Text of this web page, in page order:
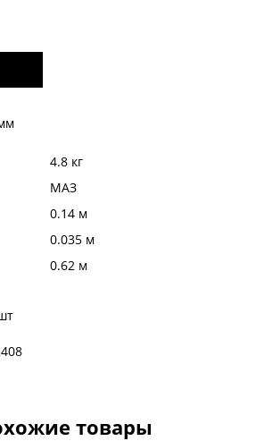
4.8 кг
МАЗ
0.14 м
0.035 м
0.62 м
товары